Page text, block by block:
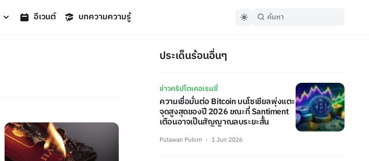
อีเวนต์ บทความความรู้
ประเด็นร้อนอื่นๆ
ข่าวคริปโตเคอเรนซี่
ความเชื่อมั่นต่อ Bitcoin บนโซเชียลพุ่งแตะ
จุดสูงสุดของปี 2026 ขณะที่ Santiment
เตือนอาจเป็นสัญญาณลบระยะสั้น
Putawan Pulom 1 Jun 2026